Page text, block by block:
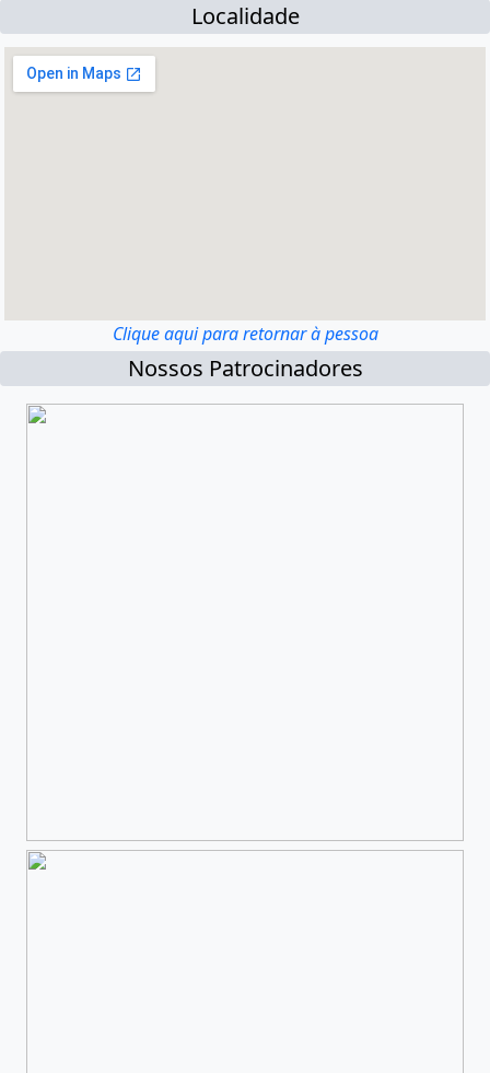
Localidade
Clique aqui para retornar à pessoa
Nossos Patrocinadores